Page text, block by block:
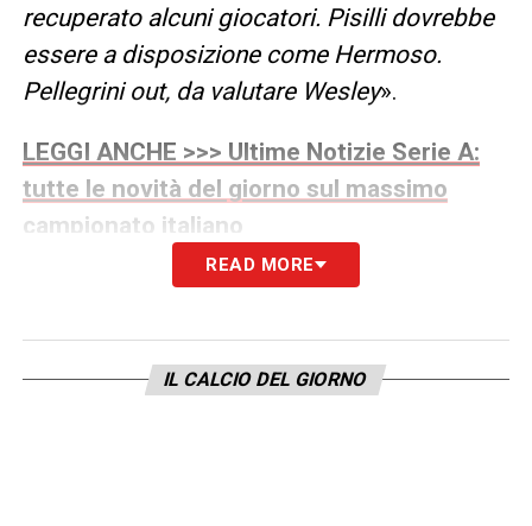
recuperato alcuni giocatori. Pisilli dovrebbe
essere a disposizione come Hermoso.
Pellegrini out, da valutare Wesley».
LEGGI ANCHE >>> Ultime Notizie Serie A:
tutte le novità del giorno sul massimo
campionato italiano
A me piace quando segna e fa
RASPADORI – «Non è un nostro giocatore.
READ MORE
IL CALCIO DEL GIORNO